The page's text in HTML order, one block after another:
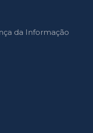
da Informação